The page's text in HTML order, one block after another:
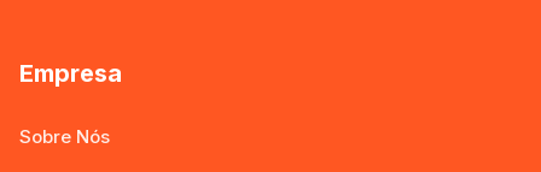
Empresa
Sobre Nós